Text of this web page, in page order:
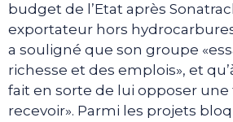
budget de l’Etat après
exportateur hors hydrocarbures
a souligné que son groupe
richesse et des emplois», et
fait en sorte de lui opposer une
recevoir». Parmi les projets